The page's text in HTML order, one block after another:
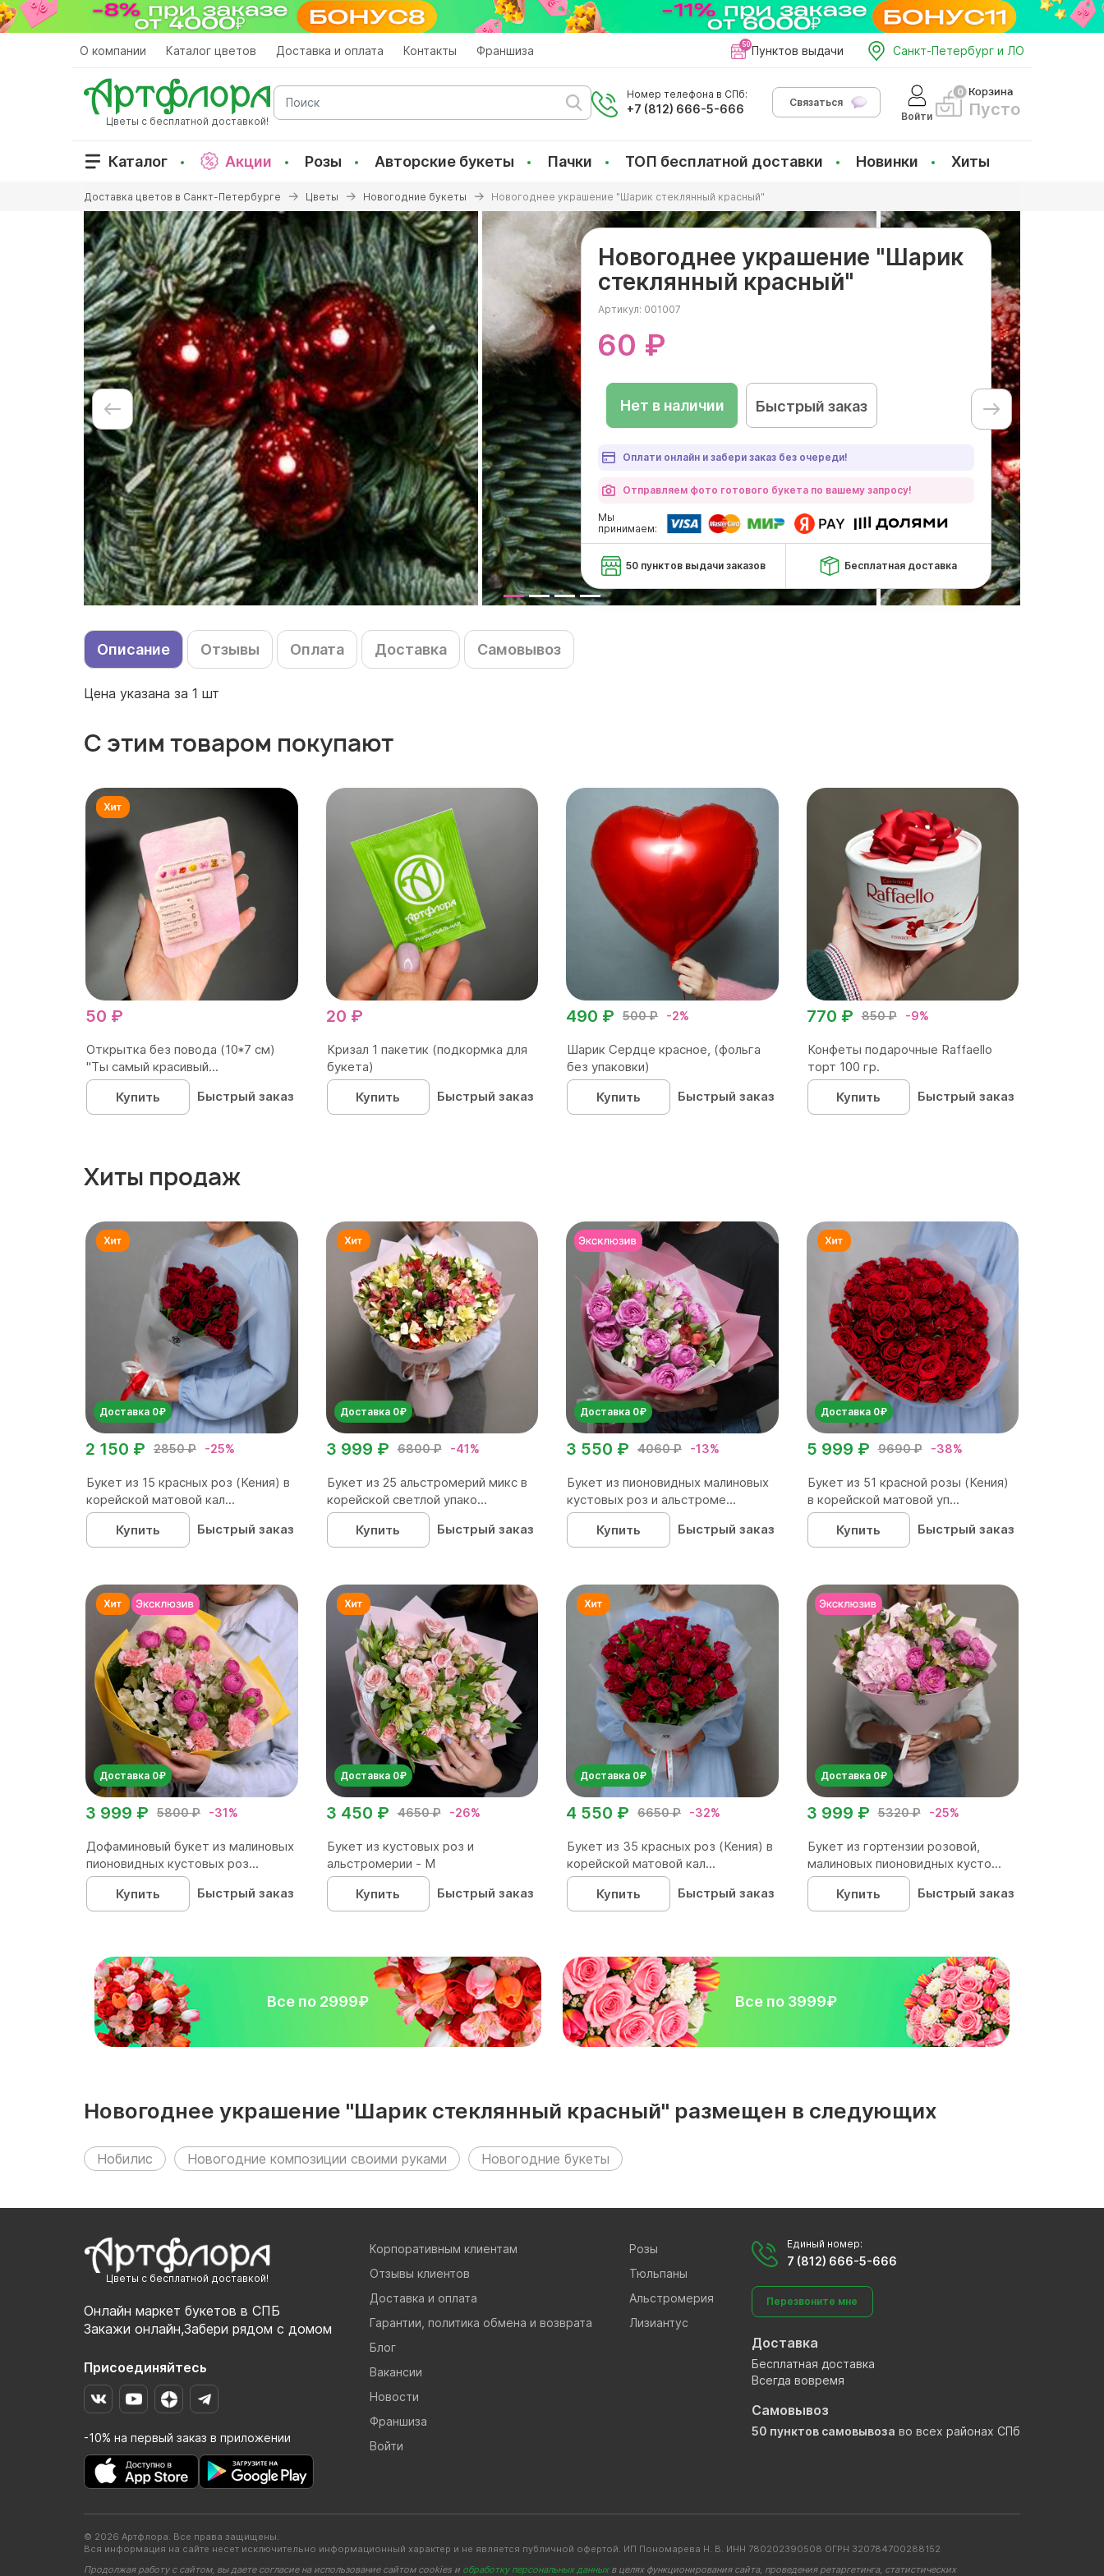
Перейти
к
О компании Каталог цветов Доставка и оплата Контакты Франшиза Пунктов выдачи Санкт-Петербург и ЛО
Цветы с бесплатной доставкой!
Поиск
Номер телефона в СПб:
+7 (812) 666-5-666
Связаться
Войти
Корзина
Пусто
Каталог Акции Розы Авторские букеты Пачки ТОП бесплатной доставки Новинки Хиты
здесь
Доставка цветов в Санкт-Петербурге Цветы Новогодние букеты Новогоднее украшение "Шарик стеклянный красный"
Новогоднее украшение "Шарик
стеклянный красный"
Артикул: 001007
60 ₽
Нет в наличии Быстрый заказ
Оплати онлайн и забери заказ без очереди!
Отправляем фото готового букета по вашему запросу!
Мы
принимаем:
50 пунктов выдачи заказов Бесплатная доставка
Описание Отзывы Оплата Доставка Самовывоз
Цена указана за 1 шт
С этим товаром покупают
50 ₽
Открытка без повода (10*7 см)
"Ты самый красивый...
Купить
Быстрый заказ
20 ₽
Кризал 1 пакетик (подкормка для
букета)
Купить
Быстрый заказ
500 ₽ -2%
490 ₽
Шарик Сердце красное, (фольга
без упаковки)
Купить
Быстрый заказ
850 ₽ -9%
770 ₽
Конфеты подарочные Raffaello
торт 100 гр.
Купить
Быстрый заказ
Хиты продаж
Доставка 0₽
2850 ₽ -25%
2 150 ₽
Букет из 15 красных роз (Кения) в
корейской матовой кал...
Купить
Быстрый заказ
Доставка 0₽
6800 ₽ -41%
3 999 ₽
Букет из 25 альстромерий микс в
корейской светлой упако...
Купить
Быстрый заказ
Доставка 0₽
4060 ₽ -13%
3 550 ₽
Букет из пионовидных малиновых
кустовых роз и альстроме...
Купить
Быстрый заказ
Доставка 0₽
9690 ₽ -38%
5 999 ₽
Букет из 51 красной розы (Кения)
в корейской матовой уп...
Купить
Быстрый заказ
Доставка 0₽
5800 ₽ -31%
3 999 ₽
Дофаминовый букет из малиновых
пионовидных кустовых роз...
Купить
Быстрый заказ
Доставка 0₽
4650 ₽ -26%
3 450 ₽
Букет из кустовых роз и
альстромерии - М
Купить
Быстрый заказ
Доставка 0₽
6650 ₽ -32%
4 550 ₽
Букет из 35 красных роз (Кения) в
корейской матовой кал...
Купить
Быстрый заказ
Доставка 0₽
5320 ₽ -25%
3 999 ₽
Букет из гортензии розовой,
малиновых пионовидных кусто...
Купить
Быстрый заказ
Все по 2999₽ Все по 3999₽
Новогоднее украшение "Шарик стеклянный красный" размещен в следующих
разделах:
Нобилис Новогодние композиции своими руками Новогодние букеты
Цветы с бесплатной доставкой!
Онлайн маркет букетов в СПБ
Закажи онлайн,Забери рядом с домом
Присоединяйтесь
-10% на первый заказ в приложении
Корпоративным клиентам
Отзывы клиентов
Доставка и оплата
Гарантии, политика обмена и возврата
Блог
Вакансии
Новости
Франшиза
Войти
Розы
Тюльпаны
Альстромерия
Лизиантус
Единый номер:
7 (812) 666-5-666
Перезвоните мне
Доставка
Бесплатная доставка
Всегда вовремя
Самовывоз
50 пунктов самовывоза во всех районах СПб
© 2026 Артфлора. Все права защищены.
Вся информация на сайте несет исключительно информационный характер и не является публичной офертой. ИП Пономарева Н. В. ИНН 780202390508 ОГРН 320784700288152
Продолжая работу с сайтом, вы даете согласие на использование сайтом cookies и обработку персональных данныхв целях функционирования сайта, проведения ретаргетинга, статистических